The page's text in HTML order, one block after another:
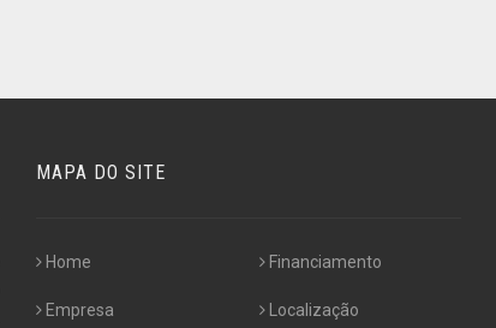
MAPA DO SITE
Home
Empresa
Financiamento
Localização